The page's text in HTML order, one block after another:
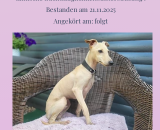
Bestanden am 21.11.2025
Angekört am: folgt